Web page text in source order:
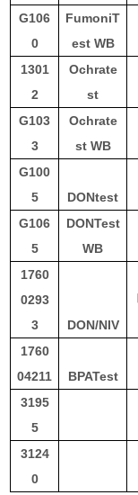
G106
0
FumoniT
est WB
1301
2
Ochrate
st
G103
3
Ochrate
st WB
G100
5
DONtest
G106
5
DONTest
WB
1760
0293
3
DON/NIV
1760
04211
BPATest
3195
5
3124
0